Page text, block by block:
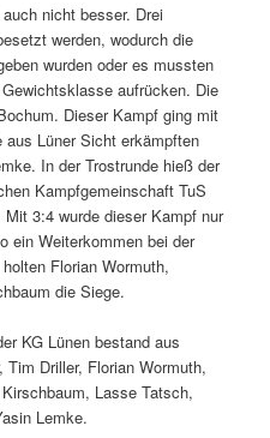
nicht besser. Drei
werden, wodurch die
wurden oder es mussten
aufrücken. Die
Dieser Kampf ging mit
Lüner Sicht erkämpften
In der Trostrunde hieß der
Kampfgemeinschaft TuS
3:4 wurde dieser Kampf nur
ein Weiterkommen bei der
Florian Wormuth,
die Siege.
KG Lünen bestand aus
Tim Driller, Florian Wormuth,
Lasse Tatsch,
Lemke.